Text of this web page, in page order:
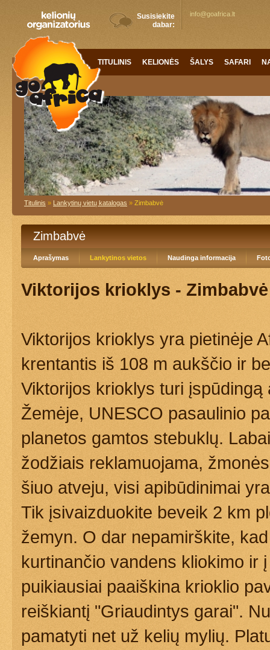
Susisiekite
dabar:
info@goafrica.lt
TITULINIS KELIONĖS ŠALYS SAFARI
Titulinis » Lankytinų vietų katalogas » Zimbabvė
Zimbabvė
Aprašymas Lankytinos vietos Naudinga informacija
Viktorijos krioklys - Zimbabvė
Viktorijos krioklys yra pietinėje
krentantis iš 108 m aukščio ir
Viktorijos krioklys turi
Žemėje, UNESCO pasaulinio
planetos gamtos stebuklų.
žodžiais reklamuojama,
šiuo atveju, visi apibūdinimai
Tik įsivaizduokite beveik 2 km
žemyn. O dar nepamirškite,
kurtinančio vandens kliokimo ir
puikiausiai paaiškina krioklio
reiškiantį "Griaudintys garai".
pamatyti net už kelių mylių.